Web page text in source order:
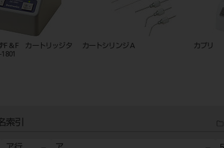
F & F カートリッジタ
カートシリンジ A カプリ
索引